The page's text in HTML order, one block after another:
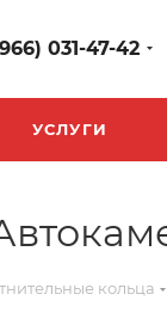
031-47-42
УСЛУГИ
кольца